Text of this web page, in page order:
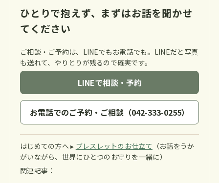
ひとりで抱えず、まずはお話を聞かせ
てください
ご相談・ご予約は、LINEでもお電話でも。LINEだと写真
も送れて、やりとりが残るので確実です。
LINEで相談・予約
お電話でのご予約・ご相談（042-333-0255）
はじめての方へ ▸ ブレスレットのお仕立て （お話をうか
がいながら、世界にひとつのお守りを一緒に）
関連記事：